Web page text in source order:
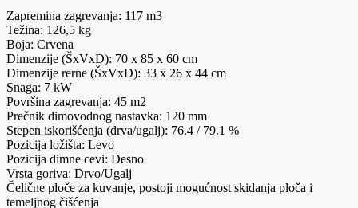
Zapremina zagrevanja: 117 m3
Težina: 126,5 kg
Boja: Crvena
Dimenzije (ŠxVxD): 70 x 85 x 60 cm
Dimenzije rerne (ŠxVxD): 33 x 26 x 44 cm
Snaga: 7 kW
Površina zagrevanja: 45 m2
Prečnik dimovodnog nastavka: 120 mm
Stepen iskorišćenja (drva/ugalj): 76.4 / 79.1 %
Pozicija ložišta: Levo
Pozicija dimne cevi: Desno
Vrsta goriva: Drvo/Ugalj
Čelične ploče za kuvanje, postoji mogućnost skidanja ploča i
temeljnog čišćenja